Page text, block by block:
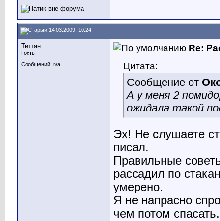
14.03.2009, 10:24
Титтан
Гость
Сообщений: n/a
Re:
Цитата:
Сообщение от
А у меня 2
ожидала такой
Эх! Не слушаете
писал.
Правильные
рассадил по
умерено.
Я не напрасно
чем потом спасать.